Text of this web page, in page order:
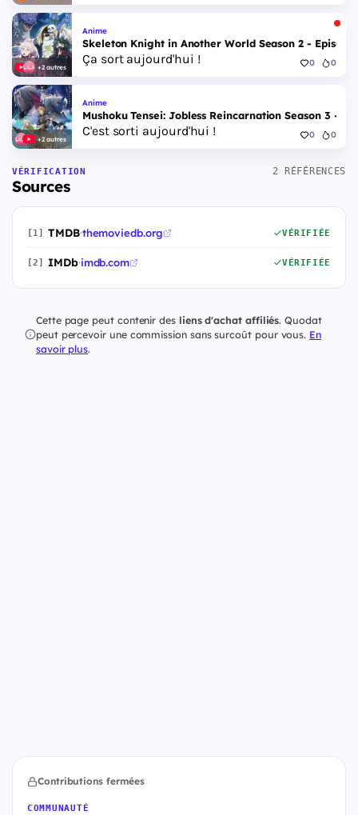
+2 autres
Anime
Skeleton Knight in Another World Season 2 - Episode
Ça sort aujourd'hui ! 0 0
+2 autres
Anime
Mushoku Tensei: Jobless Reincarnation Season 3 -
C'est sorti aujourd'hui ! 0 0
VÉRIFICATION
Sources
2 RÉFÉRENCES
[1] TMDB·themoviedb.org VÉRIFIÉE
[2] IMDb·imdb.com VÉRIFIÉE
Cette page peut contenir des liens d'achat affiliés. Quodat
peut percevoir une commission sans surcoût pour vous. En
savoir plus.
Contributions fermées
COMMUNAUTÉ